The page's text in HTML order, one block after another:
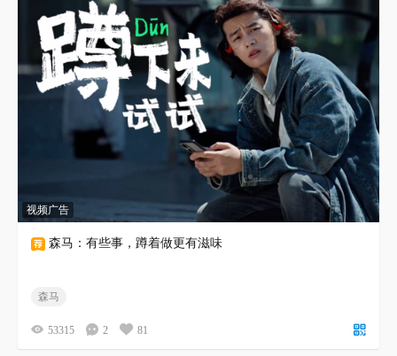
视频广告
森马：有些事，蹲着做更有滋味
森马
53315 2 81